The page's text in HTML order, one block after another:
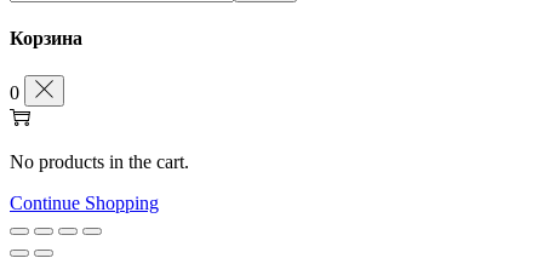
Корзина
0
No products in the cart.
Continue Shopping